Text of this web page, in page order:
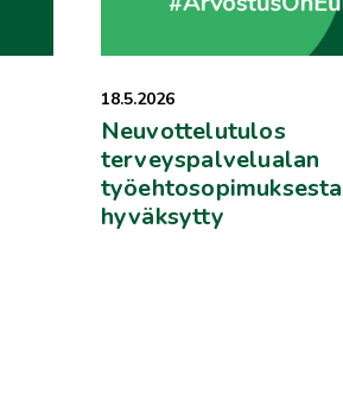
18.5.2026
Neuvottelutulos
terveyspalvelualan
hyväksytty